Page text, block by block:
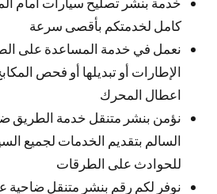
كامل لخدمتكم بأقصى سرعة
نعمل في خدمة المساعدة على
الإطارات أو تبديلها أو فحص
اعطال المحرك
نؤمن بنشر متنقل خدمة الطريق
السالم بتقديم الخدمات لجميع
للحوادث على الطرقات
نوفر لكم رقم بنشر متنقل ضاحية